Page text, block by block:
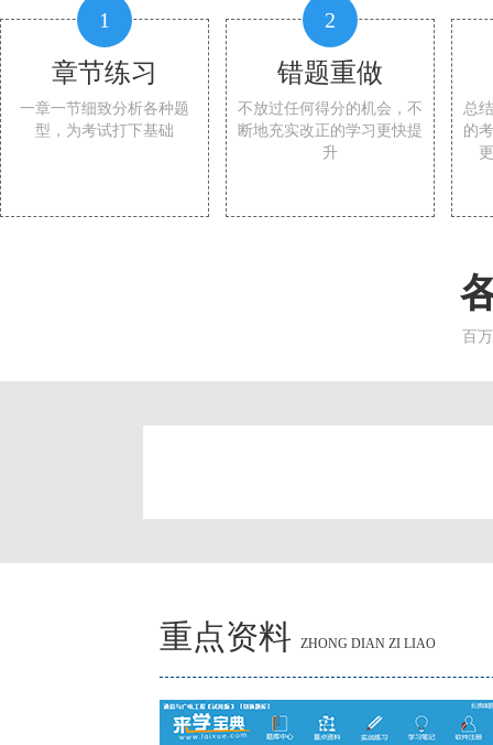
1
章节练习
一章一节细致分析各种题
型，为考试打下基础
2
错题重做
不放过任何得分的机会，不
断地充实改正的学习更快提
升
总
的
百
重点资料 ZHONG DIAN ZI LIAO